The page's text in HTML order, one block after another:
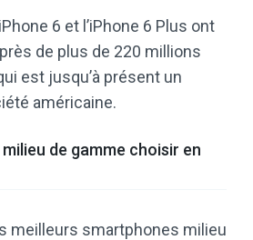
6 et l’iPhone 6 Plus ont
de plus de 220 millions
est jusqu’à présent un
américaine.
de gamme choisir en
meilleurs smartphones milieu